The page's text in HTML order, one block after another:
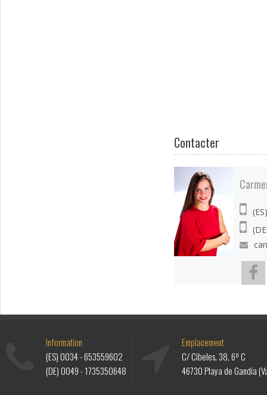
Contacter
Information
(ES)0034 - 653559602
(DE)0049 - 1735350648
Emplacement
C/ Cibeles, 38, 6º C
46730 Playa de Gandía